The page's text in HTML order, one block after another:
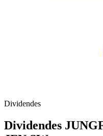
Dividendes
Dividendes